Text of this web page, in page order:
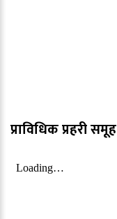
प्राविधिक प्रहरी समूह